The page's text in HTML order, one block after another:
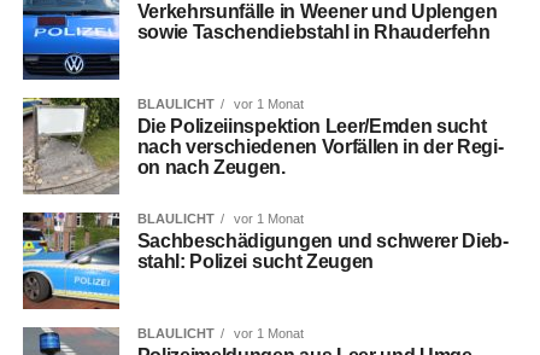
Ver­kehrs­un­fäl­le in Wee­ner und Uple­n­gen
sowie Taschen­dieb­stahl in Rhauderfehn
BLAULICHT vor 1 Monat
Die Poli­zei­in­spek­ti­on Leer/Emden sucht
nach ver­schie­de­nen Vor­fäl­len in der Regi­
on nach Zeugen.
BLAULICHT vor 1 Monat
Sach­be­schä­di­gun­gen und schwe­rer Dieb­
stahl: Poli­zei sucht Zeugen
BLAULICHT vor 1 Monat